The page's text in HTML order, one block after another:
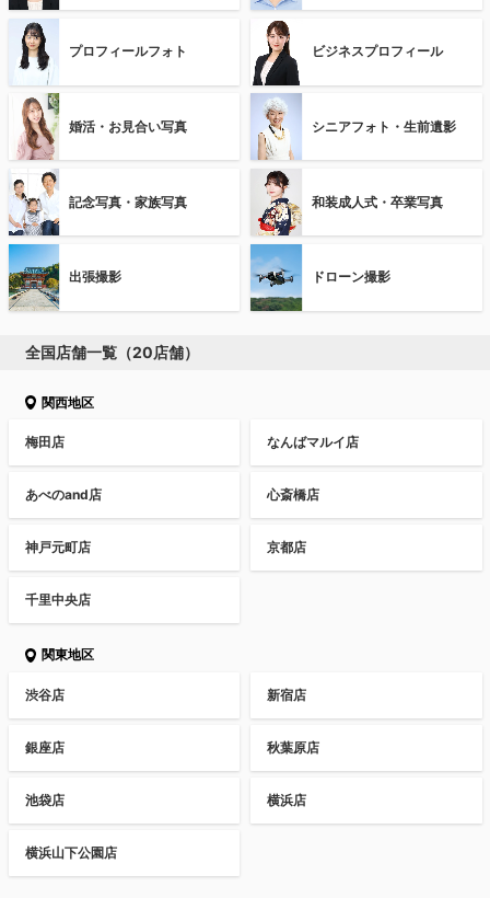
プロフィールフォト ビジネスプロフィール
婚活・お見合い写真 シニアフォト・生前遺影
記念写真・家族写真 和装成人式・卒業写真
出張撮影 ドローン撮影
全国店舗一覧（20店舗）
関西地区
梅田店 なんばマルイ店
あべのand店 心斎橋店
神戸元町店 京都店
千里中央店
関東地区
渋谷店 新宿店
銀座店 秋葉原店
池袋店 横浜店
横浜山下公園店